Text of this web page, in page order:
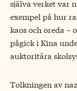
själva verket var
exempel på hur
kaos och oreda –
pågick i Kina
auktoritära
Tolkningen av